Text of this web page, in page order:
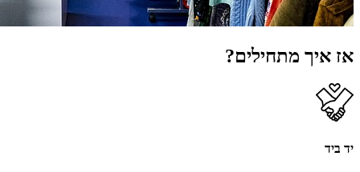
אז איך מתחילים?
יד ביד